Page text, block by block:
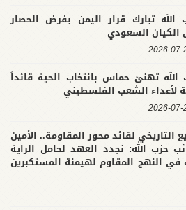
الله تبارك قرار اليمن بفرض الحصار
الكيان السعودي
الله تهنئ حماس بانتخاب الحية قائداً
لأعداء الشعب الفلسطيني
التاريخي لقائد محور المقاومة.. الأمين
حزب الله: نجدد العهد لحامل الراية
في النهج المقاوم لهيمنة المستكبرين